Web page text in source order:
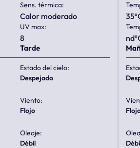
Sens. térmica:
calor moderado
UV max:
8
Tarde
Estado del cielo:
despejado
Viento:
flojo
Oleaje:
débil